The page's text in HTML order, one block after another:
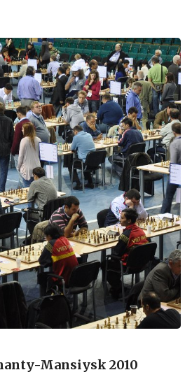
Mansiysk 2010